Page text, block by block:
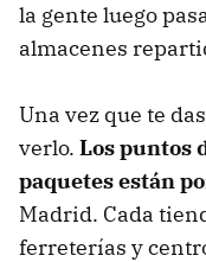
la gente luego
almacenes
Una vez que te
verlo. Los puntos
paquetes están
Madrid. Cada
ferreterías y